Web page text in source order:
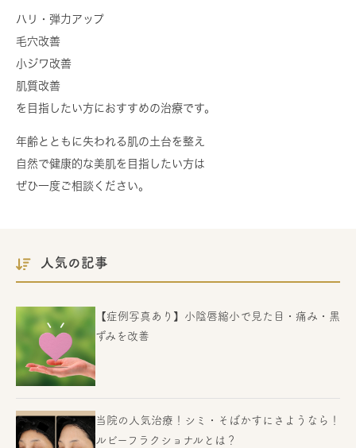
ハリ・弾力アップ
毛穴改善
小ジワ改善
肌質改善
を目指したい方におすすめの治療です。
年齢とともに失われる肌の土台を整え
自然で健康的な美肌を目指したい方は
ぜひ一度ご相談ください。
人気の記事
【症例写真あり】小陰唇縮小で見た目・痛み・黒
ずみを改善
当院の人気治療！シミ・そばかすにさようなら！
ルビーフラクショナルとは？